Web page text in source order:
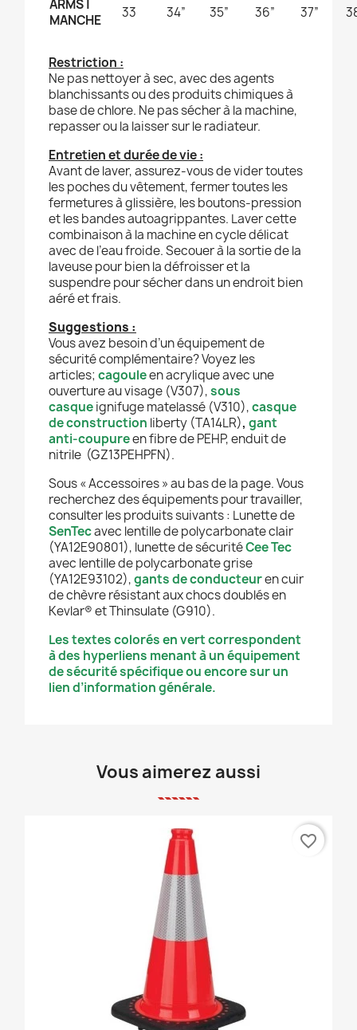
ARMS |
MANCHE
33 34” 35” 36” 37”
Restriction :
Ne pas nettoyer à sec, avec des agents
blanchissants ou des produits chimiques à
base de chlore. Ne pas sécher à la machine,
repasser ou la laisser sur le radiateur.
Entretien et durée de vie :
Avant de laver, assurez-vous de vider toutes
les poches du vêtement, fermer toutes les
fermetures à glissière, les boutons-pression
et les bandes autoagrippantes. Laver cette
combinaison à la machine en cycle délicat
avec de l’eau froide. Secouer à la sortie de la
laveuse pour bien la défroisser et la
suspendre pour sécher dans un endroit bien
aéré et frais.
Suggestions :
Vous avez besoin d’un équipement de
sécurité complémentaire? Voyez les
articles; cagouleen acrylique avec une
ouverture au visage (V307),sous
casqueignifuge matelassé (V310),casque
de construction liberty (TA14LR), gant
anti-coupureen fibre de PEHP, enduit de
nitrile (GZ13PEHPFN).
Sous « Accessoires » au bas de la page. Vous
recherchez des équipements pour travailler,
consulter les produits suivants: Lunette de
SenTecavec lentille de polycarbonate clair
(YA12E90801), lunette de sécuritéCee Tec
avec lentille de polycarbonate grise
(YA12E93102),gants de conducteuren cuir
de chèvre résistant aux chocs doublés en
Kevlar® et Thinsulate (G910).
Les textes colorés en vert correspondent
à des hyperliens menant à un équipement
de sécurité spécifique ou encore sur un
lien d’information générale.
Vous aimerez aussi
favorite_border